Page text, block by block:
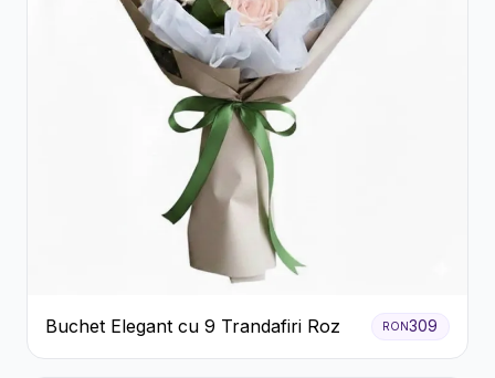
Buchet Elegant cu 9 Trandafiri Roz RON309